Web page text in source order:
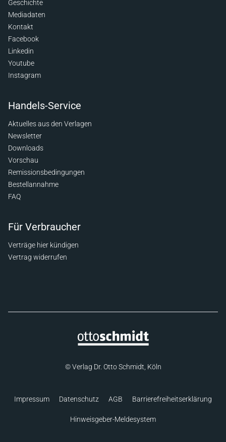
Geschichte
Mediadaten
Kontakt
Facebook
Linkedin
Youtube
Instagram
Handels-Service
Aktuelles aus den Verlagen
Newsletter
Downloads
Vorschau
Remissionsbedingungen
Bestellannahme
FAQ
Für Verbraucher
Verträge hier kündigen
Vertrag widerrufen
© Verlag Dr. Otto Schmidt, Köln
Impressum Datenschutz AGB Barrierefreiheitserklärung
Hinweisgeber-Meldesystem